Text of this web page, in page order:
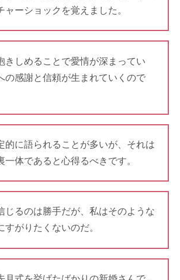
ャーショックを覚えました。
きしめることで愛情が深まってい
の感謝と信頼が生まれていくので
的に語られることが多いが、それは
一体であると心得るべきです。
じるのは勝手だが、私はそのような
すがりたくないのだ。